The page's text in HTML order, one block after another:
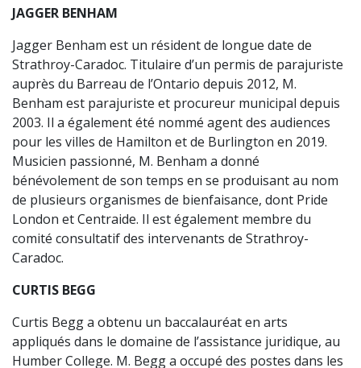
JAGGER BENHAM
Jagger Benham est un résident de longue date de
Strathroy-Caradoc. Titulaire d’un permis de parajuriste
auprès du Barreau de l’Ontario depuis 2012, M.
Benham est parajuriste et procureur municipal depuis
2003. Il a également été nommé agent des audiences
pour les villes de Hamilton et de Burlington en 2019.
Musicien passionné, M. Benham a donné
bénévolement de son temps en se produisant au nom
de plusieurs organismes de bienfaisance, dont Pride
London et Centraide. Il est également membre du
comité consultatif des intervenants de Strathroy-
Caradoc.
CURTIS BEGG
Curtis Begg a obtenu un baccalauréat en arts
appliqués dans le domaine de l’assistance juridique, au
Humber College. M. Begg a occupé des postes dans les